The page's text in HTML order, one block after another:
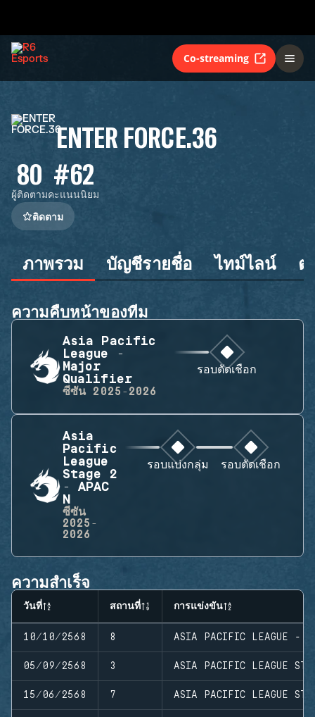
Co-streaming
ENTER FORCE.36
80
ผู้ติดตาม
#62
คะแนนนิยม
ติดตาม
ภาพรวม บัญชีรายชื่อ ไทม์ไลน์ ต
ความคืบหน้าของทีม
Asia Pacific
League -
Major
Qualifier
ซีซัน 2025-2026
รอบตัดเชือก
Asia
Pacific
League
Stage 2
- APAC
N
ซีซัน
2025-
2026
รอบแบ่งกลุ่ม รอบตัดเชือก
ความสำเร็จ
วันที่ สถานที่ การแข่งขัน
10/10/2568 8 ASIA PACIFIC LEAGUE -
05/09/2568 3 ASIA PACIFIC LEAGUE
15/06/2568 7 ASIA PACIFIC LEAGUE